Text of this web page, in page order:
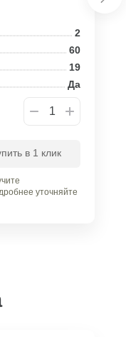
2
60
19
Да
в 1 клик
уточняйте